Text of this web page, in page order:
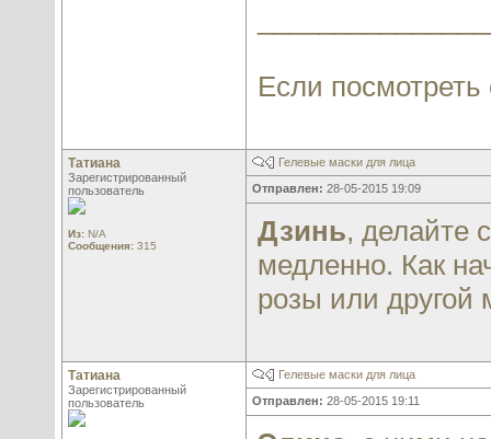
Если посмотреть
Татиана
Зарегистрированный
пользователь
Из: N/A
Сообщения: 315
Гелевые маски для лица
Отправлен: 28-05-2015 19:09
Дзинь, делайте
медленно. Как
розы или другой
Татиана
Зарегистрированный
пользователь
Гелевые маски для лица
Отправлен: 28-05-2015 19:11